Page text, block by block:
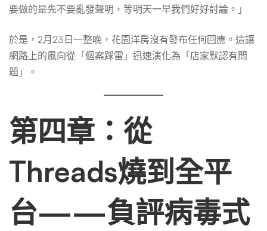
要做的是先不要亂發聲明，等明天一早我們好好討論。」
於是，2月23日一整晚，花園洋房沒有發布任何回應。這讓
網路上的風向從「個案踩雷」迅速演化為「店家默認有問
題」。
第四章：從
Threads燒到全平
台——負評病毒式